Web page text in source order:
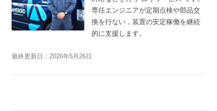
専任エンジニアが定期点検や部品交
換を行ない，装置の安定稼働を継続
的に支援します。
最終更新日：2026年5月26日